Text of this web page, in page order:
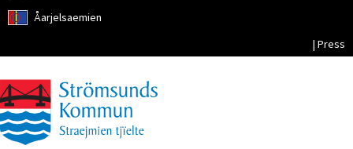
Åarjelsaemien
| Press